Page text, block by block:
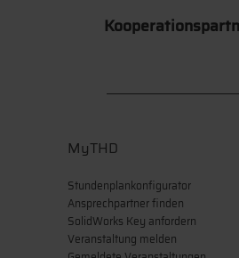
Ansprechpersonen:
Andreas Rankl
MyTHD